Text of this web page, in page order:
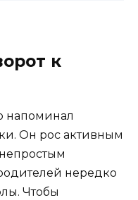
к
напоминал
Он рос активным
нередко
Чтобы